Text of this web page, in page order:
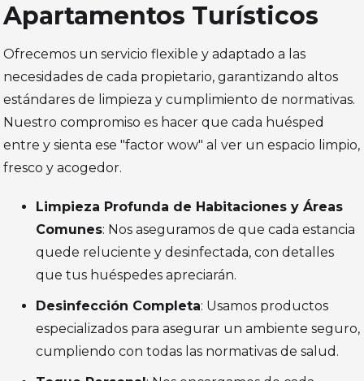
Apartamentos Turísticos
Ofrecemos un servicio flexible y adaptado a las
necesidades de cada propietario, garantizando altos
estándares de limpieza y cumplimiento de normativas.
Nuestro compromiso es hacer que cada huésped
entre y sienta ese "factor wow" al ver un espacio limpio,
fresco y acogedor.
Limpieza Profunda de Habitaciones y Áreas
Comunes: Nos aseguramos de que cada estancia
quede reluciente y desinfectada, con detalles
que tus huéspedes apreciarán.
Desinfección Completa: Usamos productos
especializados para asegurar un ambiente seguro,
cumpliendo con todas las normativas de salud.